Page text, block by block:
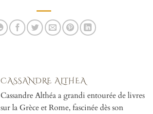
CASSANDRE ALTHEA
Cassandre Althéa a grandi entourée de livres
sur la Grèce et Rome, fascinée dès son